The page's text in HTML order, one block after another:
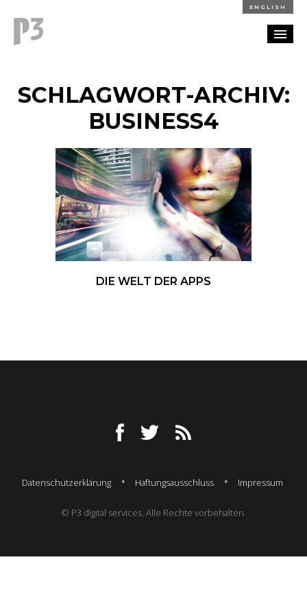
ENGLISH
KARRIERE
KONTAKT
SCHLAGWORT-ARCHIV:
BUSINESS4
DIE WELT DER APPS
Datenschutzerklärung Haftungsausschluss Impressum
© P3 digital services. Alle Rechte vorbehalten.